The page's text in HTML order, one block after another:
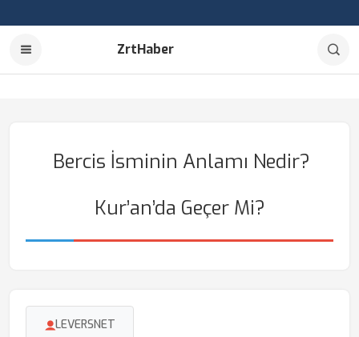
ZrtHaber
Bercis İsminin Anlamı Nedir?
Kur’an’da Geçer Mi?
LEVERSNET